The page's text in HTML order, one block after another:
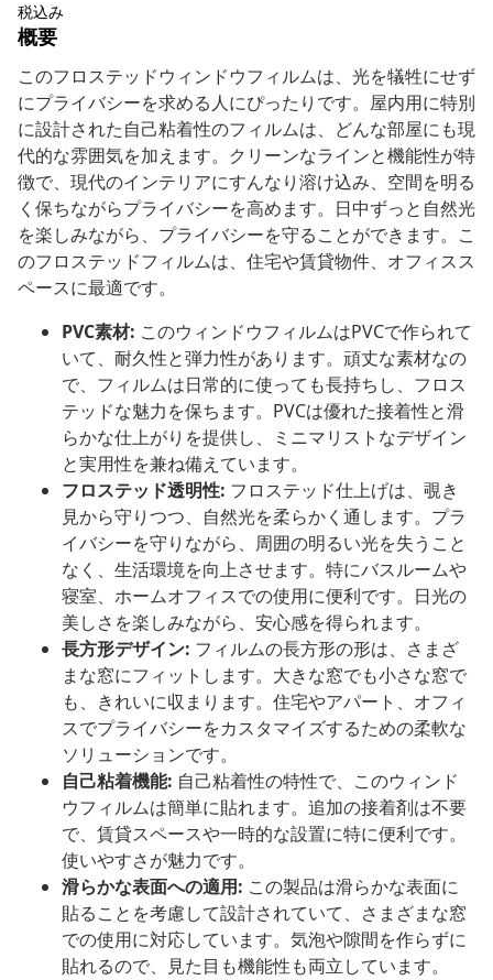
税込み
概要
このフロステッドウィンドウフィルムは、光を犠牲にせず
にプライバシーを求める人にぴったりです。屋内用に特別
に設計された自己粘着性のフィルムは、どんな部屋にも現
代的な雰囲気を加えます。クリーンなラインと機能性が特
徴で、現代のインテリアにすんなり溶け込み、空間を明る
く保ちながらプライバシーを高めます。日中ずっと自然光
を楽しみながら、プライバシーを守ることができます。こ
のフロステッドフィルムは、住宅や賃貸物件、オフィスス
ペースに最適です。
PVC素材: このウィンドウフィルムはPVCで作られて
いて、耐久性と弾力性があります。頑丈な素材なの
で、フィルムは日常的に使っても長持ちし、フロス
テッドな魅力を保ちます。PVCは優れた接着性と滑
らかな仕上がりを提供し、ミニマリストなデザイン
と実用性を兼ね備えています。
フロステッド透明性: フロステッド仕上げは、覗き
見から守りつつ、自然光を柔らかく通します。プラ
イバシーを守りながら、周囲の明るい光を失うこと
なく、生活環境を向上させます。特にバスルームや
寝室、ホームオフィスでの使用に便利です。日光の
美しさを楽しみながら、安心感を得られます。
長方形デザイン: フィルムの長方形の形は、さまざ
まな窓にフィットします。大きな窓でも小さな窓で
も、きれいに収まります。住宅やアパート、オフィ
スでプライバシーをカスタマイズするための柔軟な
ソリューションです。
自己粘着機能: 自己粘着性の特性で、このウィンド
ウフィルムは簡単に貼れます。追加の接着剤は不要
で、賃貸スペースや一時的な設置に特に便利です。
使いやすさが魅力です。
滑らかな表面への適用: この製品は滑らかな表面に
貼ることを考慮して設計されていて、さまざまな窓
での使用に対応しています。気泡や隙間を作らずに
貼れるので、見た目も機能性も両立しています。